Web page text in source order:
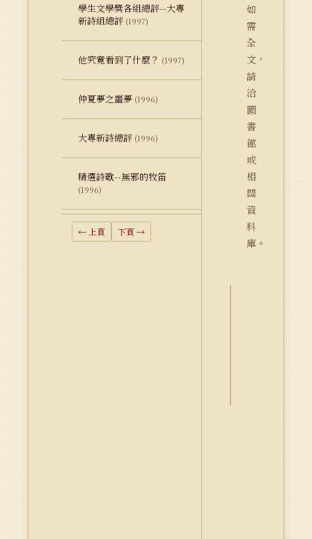
學生文學獎各組總評--大專
新詩組總評 (1997)
他究竟看到了什麼？ (1997)
仲夏夢之噩夢 (1996)
大專新詩總評 (1996)
精選詩歌--無邪的牧笛
(1996)
← 上頁 下頁 →
如
需
全
文，
請
洽
圖
書
館
或
相
關
資
料
庫。